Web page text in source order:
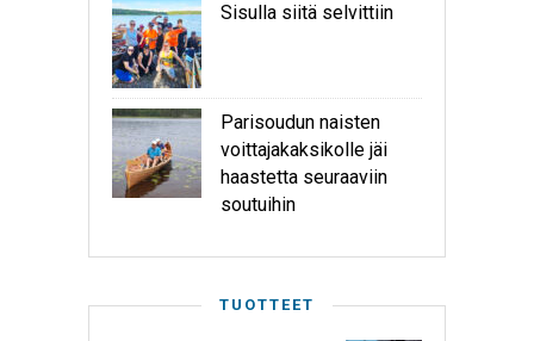
Sisulla siitä selvittiin
Parisoudun naisten
voittajakaksikolle jäi
haastetta seuraaviin
soutuihin
TUOTTEET